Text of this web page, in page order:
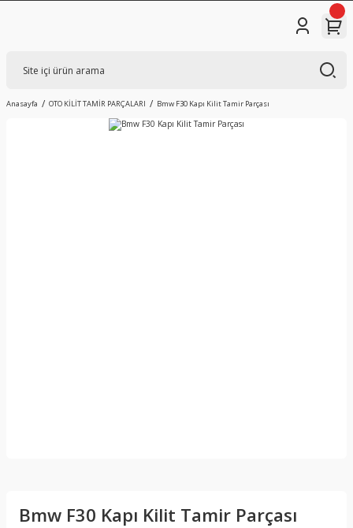
Anasayfa OTO KİLİT TAMİR PARÇALARI Bmw F30 Kapı Kilit Tamir Parçası
Bmw F30 Kapı Kilit Tamir Parçası